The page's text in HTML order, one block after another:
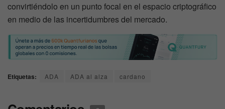
convirtiéndolo en un punto focal en el espacio criptográfico
en medio de las incertidumbres del mercado.
Etiquetas: ADA ADA al alza cardano